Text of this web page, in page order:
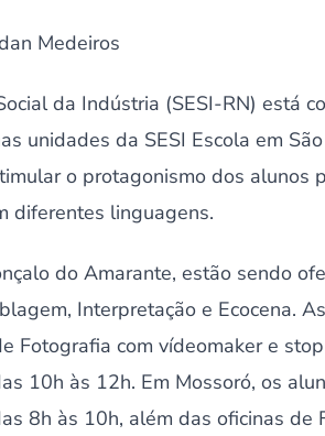
Medeiros
da Indústria (SESI-RN) está
unidades da SESI Escola em
o protagonismo dos alunos
diferentes linguagens.
do Amarante, estão sendo
Interpretação e Ecocena.
Fotografia com vídeomaker e
10h às 12h. Em Mossoró, os
8h às 10h, além das oficinas de